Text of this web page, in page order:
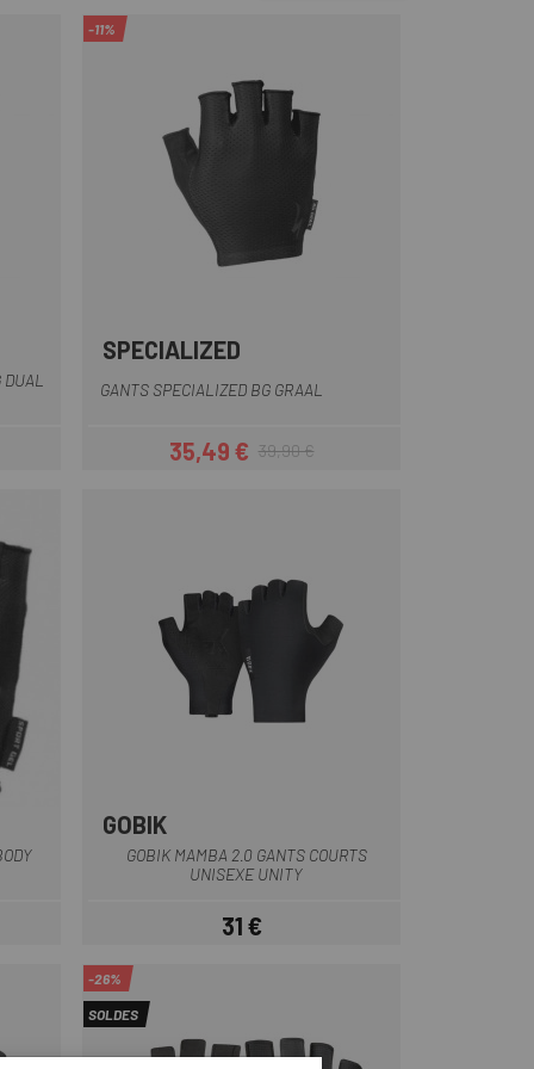
NoirRougeVert
-11%
SPECIALIZED
GANTS SPECIALIZED BG GRAAL
Prix
35,49 €Prix habituel
39,90 €
GOBIK
GOBIK MAMBA 2.0 GANTS COURTS
UNISEXE UNITY
Prix
31 €
-26%
SOLDES